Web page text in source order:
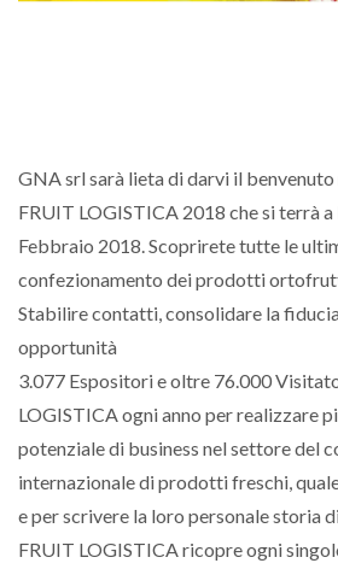
GNA srl sarà lieta di darvi il
FRUIT LOGISTICA 2018 che si terrà
Febbraio 2018. Scoprirete tutte le
confezionamento dei prodotti
Stabilire contatti, consolidare la
opportunità
3.077 Espositori e oltre 76.000
LOGISTICA ogni anno per realizzare
potenziale di business nel settore del
internazionale di prodotti freschi,
e per scrivere la loro personale storia
FRUIT LOGISTICA ricopre ogni